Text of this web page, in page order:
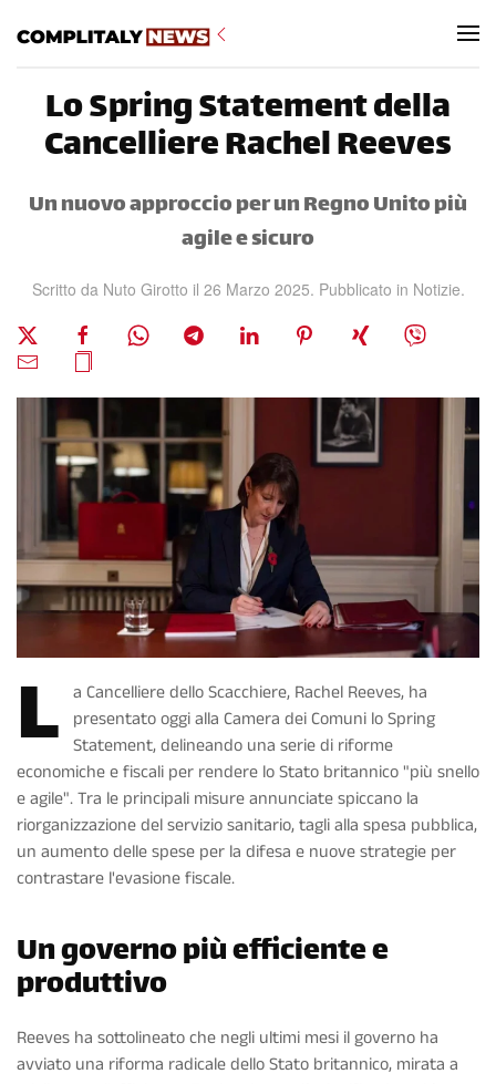
Lo Spring Statement della
Cancelliere Rachel Reeves
Un nuovo approccio per un Regno Unito più
agile e sicuro
Scritto da Nuto Girotto il 26 Marzo 2025. Pubblicato in Notizie.
L a Cancelliere dello Scacchiere, Rachel Reeves, ha
presentato oggi alla Camera dei Comuni lo Spring
Statement, delineando una serie di riforme
economiche e fiscali per rendere lo Stato britannico "più snello
e agile". Tra le principali misure annunciate spiccano la
riorganizzazione del servizio sanitario, tagli alla spesa pubblica,
un aumento delle spese per la difesa e nuove strategie per
contrastare l'evasione fiscale.
Un governo più efficiente e
produttivo
Reeves ha sottolineato che negli ultimi mesi il governo ha
avviato una riforma radicale dello Stato britannico, mirata a